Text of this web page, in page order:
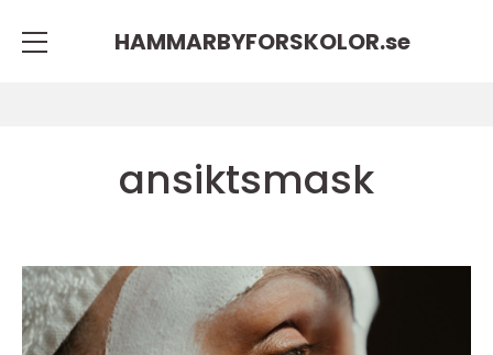
HAMMARBYFORSKOLOR.se
ansiktsmask